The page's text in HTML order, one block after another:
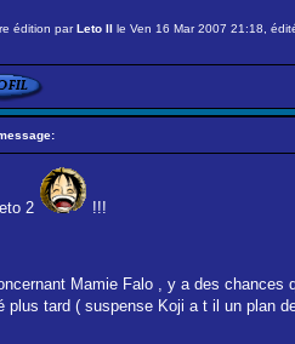
édition parLeto II le Ven 16 Mar 2007 21:18,
2 !!!
Mamie Falo , y a des chances
plus tard ( suspense Koji a t il un plan